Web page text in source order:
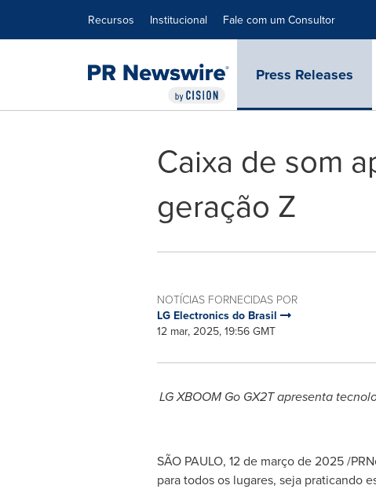
Recursos Institucional Fale com um Consultor
Press Releases
Caixa de som
geração Z
NOTÍCIAS FORNECIDAS POR
LG Electronics do Brasil
12 mar, 2025, 19:56 GMT
LG XBOOM Go GX2T apresenta
SÃO PAULO, 12 de março de 2025/
para todos os lugares, seja praticando